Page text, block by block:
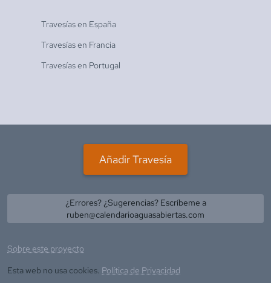
Travesías en España
Travesías en Francia
Travesías en Portugal
Añadir Travesía
¿Errores? ¿Sugerencias? Escríbeme a
ruben@calendarioaguasabiertas.com
Sobre este proyecto
Esta web no usa cookies. Política de Privacidad